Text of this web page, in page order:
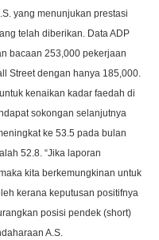
yang menunjukan prestasi
telah diberikan. Data ADP
bacaan 253,000 pekerjaan
Street dengan hanya 185,000.
kenaikan kadar faedah di
sokongan selanjutnya
ke 53.5 pada bulan
52.8. “Jika laporan
kita berkemungkinan untuk
kerana keputusan positifnya
posisi pendek (short)
A.S.